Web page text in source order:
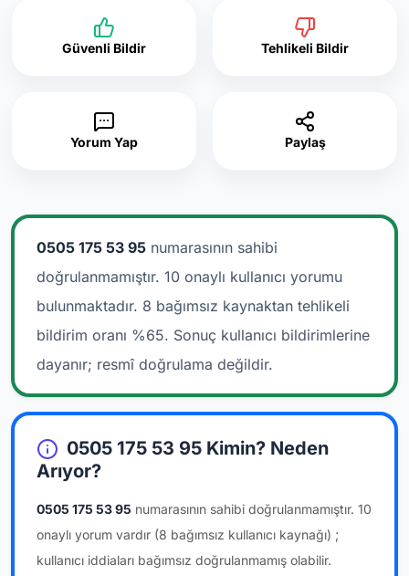
Güvenli Bildir Tehlikeli Bildir
Yorum Yap Paylaş
0505 175 53 95 numarasının sahibi
doğrulanmamıştır. 10 onaylı kullanıcı yorumu
bulunmaktadır. 8 bağımsız kaynaktan tehlikeli
bildirim oranı %65. Sonuç kullanıcı bildirimlerine
dayanır; resmî doğrulama değildir.
0505 175 53 95 Kimin? Neden
Arıyor?
0505 175 53 95 numarasının sahibi doğrulanmamıştır. 10
onaylı yorum vardır (8 bağımsız kullanıcı kaynağı) ;
kullanıcı iddiaları bağımsız doğrulanmamış olabilir.